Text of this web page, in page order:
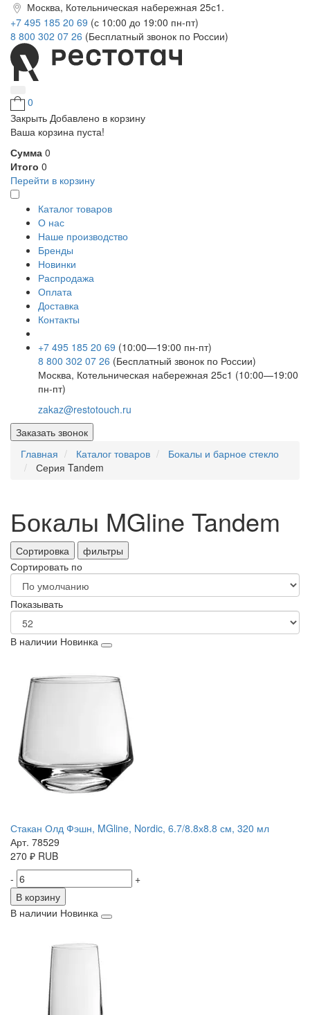
Москва, Котельническая набережная 25с1.
+7 495 185 20 69 (с 10:00 до 19:00 пн-пт)
8 800 302 07 26 (Бесплатный звонок по России)
0
Закрыть Добавлено в корзину
Ваша корзина пуста!
Сумма 0
Итого 0
Перейти в корзину
Каталог товаров
О нас
Наше производство
Бренды
Новинки
Распродажа
Оплата
Доставка
Контакты
+7 495 185 20 69 (10:00—19:00 пн-пт)
8 800 302 07 26 (Бесплатный звонок по России)
Москва, Котельническая набережная 25с1 (10:00—19:00
пн-пт)
zakaz@restotouch.ru
Заказать звонок
Главная
Каталог товаров
Бокалы и барное стекло
Серия Tandem
Бокалы MGline Tandem
Сортировка
фильтры
Сортировать по
Показывать
В наличии Новинка
Стакан Олд Фэшн, MGline, Nordic, 6.7/8.8х8.8 см, 320 мл
Арт. 78529
270 ₽ RUB
-
+
В корзину
В наличии Новинка